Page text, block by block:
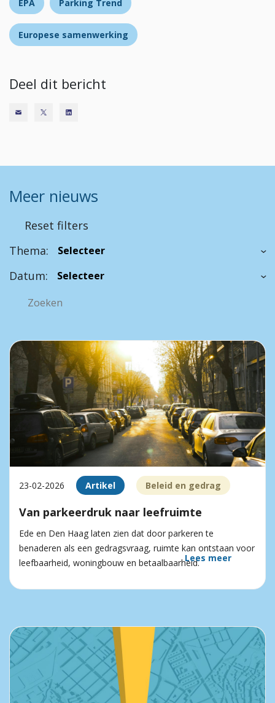
EPA Parking Trend
Europese samenwerking
Deel dit bericht
Meer nieuws
Reset filters
Thema:
Datum:
23-02-2026 Artikel Beleid en gedrag
Van parkeerdruk naar leefruimte
Ede en Den Haag laten zien dat door parkeren te
benaderen als een gedragsvraag, ruimte kan ontstaan voor
leefbaarheid, woningbouw en betaalbaarheid.Lees meer